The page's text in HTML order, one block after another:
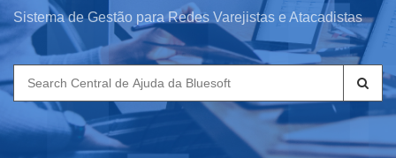
Sistema de Gestão para Redes Varejistas e Atacadistas
Search
for: